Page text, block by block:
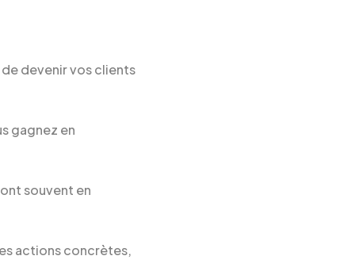
devenir vos clients
gagnez en
souvent en
actions concrètes,